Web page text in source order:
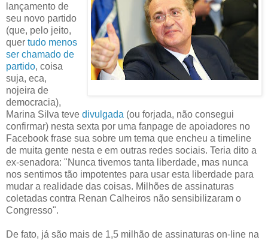
lançamento de
seu novo partido
(que, pelo jeito,
quer tudo menos
ser chamado de
partido, coisa
suja, eca,
nojeira de
democracia),
Marina Silva teve divulgada (ou forjada, não consegui
confirmar) nesta sexta por uma fanpage de apoiadores no
Facebook frase sua sobre um tema que encheu a timeline
de muita gente nesta e em outras redes sociais. ‎Teria dito a
ex-senadora: "Nunca tivemos tanta liberdade, mas nunca
nos sentimos tão impotentes para usar esta liberdade para
mudar a realidade das coisas. Milhões de assinaturas
coletadas contra Renan Calheiros não sensibilizaram o
Congresso".
De fato, já são mais de 1,5 milhão de assinaturas on-line na